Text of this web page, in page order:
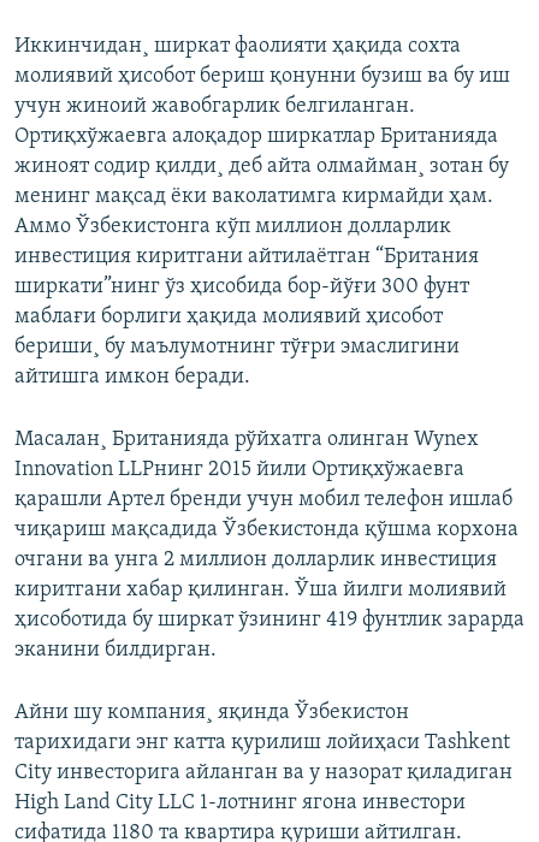
Иккинчидан¸ ширкат фаолияти ҳақида сохта
молиявий ҳисобот бериш қонунни бузиш ва бу иш
учун жиноий жавобгарлик белгиланган.
Ортиқхўжаевга алоқадор ширкатлар Британияда
жиноят содир қилди¸ деб айта олмайман¸ зотан бу
менинг мақсад ëки ваколатимга кирмайди ҳам.
Аммо Ўзбекистонга кўп миллион долларлик
инвестиция киритгани айтилаëтган “Британия
ширкати”нинг ўз ҳисобида бор-йўғи 300 фунт
маблағи борлиги ҳақида молиявий ҳисобот
бериши¸ бу маълумотнинг тўғри эмаслигини
айтишга имкон беради.
Масалан¸ Британияда рўйхатга олинган Wynex
Innovation LLPнинг 2015 йили Ортиқхўжаевга
қарашли Артел бренди учун мобил телефон ишлаб
чиқариш мақсадида Ўзбекистонда қўшма корхона
очгани ва унга 2 миллион долларлик инвестиция
киритгани хабар қилинган. Ўша йилги молиявий
ҳисоботида бу ширкат ўзининг 419 фунтлик зарарда
эканини билдирган.
Айни шу компания¸ яқинда Ўзбекистон
тарихидаги энг катта қурилиш лойиҳаси Tashkent
City инвесторига айланган ва у назорат қиладиган
High Land City LLC 1-лотнинг ягона инвестори
сифатида 1180 та квартира қуриши айтилган.